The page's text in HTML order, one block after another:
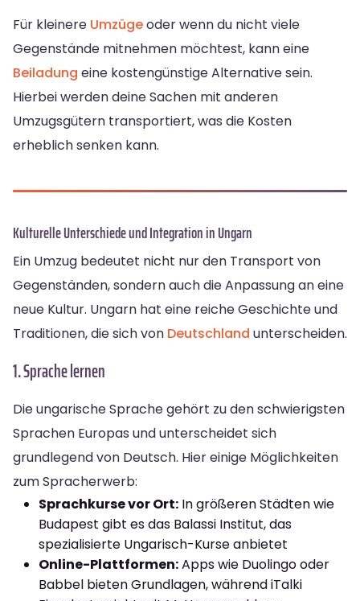
Für kleinere Umzügeoder wenn du nicht viele
Gegenstände mitnehmen möchtest, kann eine
Beiladung eine kostengünstige Alternative sein.
Hierbei werden deine Sachen mit anderen
Umzugsgütern transportiert, was die Kosten
erheblich senken kann.
Kulturelle Unterschiede und Integration in Ungarn
Ein Umzug bedeutet nicht nur den Transport von
Gegenständen, sondern auch die Anpassung an eine
neue Kultur. Ungarn hat eine reiche Geschichte und
Traditionen, die sich von Deutschland unterscheiden.
1. Sprache lernen
Die ungarische Sprache gehört zu den schwierigsten
Sprachen Europas und unterscheidet sich
grundlegend von Deutsch. Hier einige Möglichkeiten
zum Spracherwerb:
Sprachkurse vor Ort: In größeren Städten wie
Budapest gibt es das Balassi Institut, das
spezialisierte Ungarisch-Kurse anbietet
Online-Plattformen:Apps wie Duolingo oder
Babbel bieten Grundlagen, während iTalki